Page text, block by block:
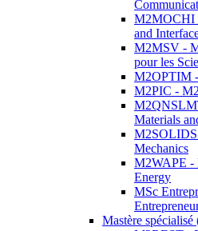
M2MOCHI
and
M2MSV -
pour les
M2OPTIM
M2PIC -
Materials
Mechanics
M2WAPE -
Energy
MSc
Mastère spécialisé